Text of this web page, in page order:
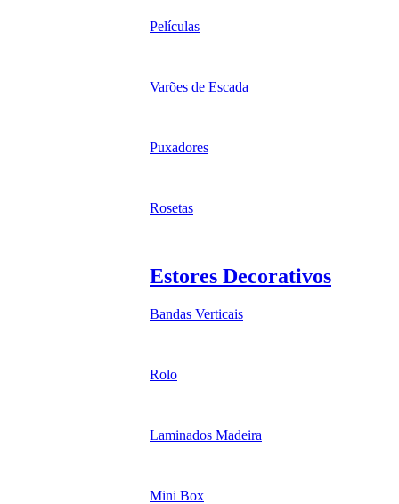
Películas
Varões de Escada
Puxadores
Rosetas
Estores Decorativos
Bandas Verticais
Rolo
Laminados Madeira
Mini Box